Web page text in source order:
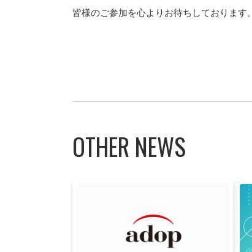
皆様のご参加を心よりお待ちしております。
OTHER NEWS